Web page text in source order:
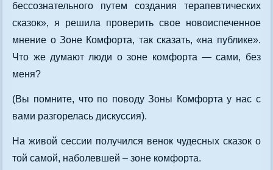
бессознательного путем создания терапевтических
сказок», я решила проверить свое новоиспеченное
мнение о Зоне Комфорта, так сказать, «на публике».
Что же думают люди о зоне комфорта — сами, без
меня?
(Вы помните, что по поводу Зоны Комфорта у нас с
вами разгорелась дискуссия).
На живой сессии получился венок чудесных сказок о
той самой, наболевшей – зоне комфорта.